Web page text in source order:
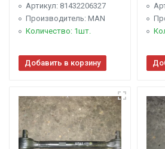
Артикул: 81432206327
Производитель: MAN
Количество: 1шт.
Добавить в корзину